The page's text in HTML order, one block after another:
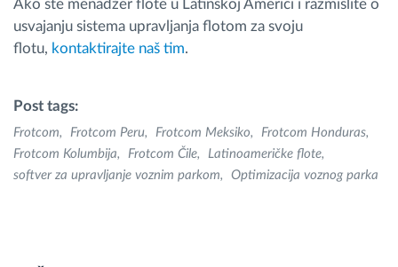
Ako ste menadžer flote u Latinskoj Americi i razmislite o
usvajanju sistema upravljanja flotom za svoju
flotu, kontaktirajte naš tim.
Post tags:
Frotcom Frotcom Peru Frotcom Meksiko
Frotcom Honduras
Frotcom Kolumbija
Frotcom Čile
Latinoameričke flote
softver za upravljanje voznim parkom
Optimizacija voznog parka